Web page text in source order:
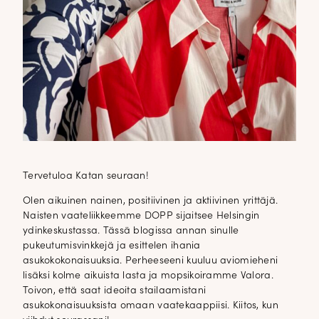
Tervetuloa Katan seuraan!
Olen aikuinen nainen, positiivinen ja aktiivinen yrittäjä.
Naisten vaateliikkeemme DOPP sijaitsee Helsingin
ydinkeskustassa. Tässä blogissa annan sinulle
pukeutumisvinkkejä ja esittelen ihania
asukokokonaisuuksia. Perheeseeni kuuluu aviomieheni
lisäksi kolme aikuista lasta ja mopsikoiramme Valora.
Toivon, että saat ideoita stailaamistani
asukokonaisuuksista omaan vaatekaappiisi. Kiitos, kun